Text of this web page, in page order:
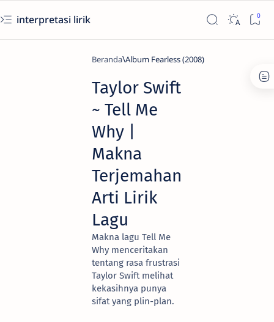
interpretasi lirik
Beranda Album Fearless (2008)
Taylor Swift
~ Tell Me
Why ​|
Makna
Terjemahan
Arti Lirik
Lagu
Makna lagu Tell Me
Why menceritakan
tentang rasa frustrasi
Taylor Swift melihat
kekasihnya punya
sifat yang plin-plan.